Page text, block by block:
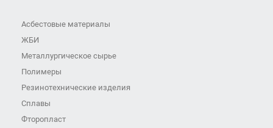
Асбестовые материалы
ЖБИ
Металлургическое сырье
Полимеры
Резинотехнические изделия
Сплавы
Фторопласт